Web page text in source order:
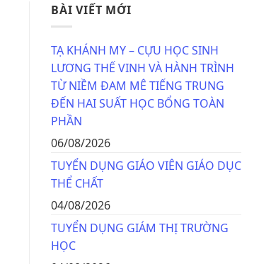
BÀI VIẾT MỚI
TẠ KHÁNH MY – CỰU HỌC SINH
LƯƠNG THẾ VINH VÀ HÀNH TRÌNH
TỪ NIỀM ĐAM MÊ TIẾNG TRUNG
ĐẾN HAI SUẤT HỌC BỔNG TOÀN
PHẦN
06/08/2026
TUYỂN DỤNG GIÁO VIÊN GIÁO DỤC
THỂ CHẤT
04/08/2026
TUYỂN DỤNG GIÁM THỊ TRƯỜNG
HỌC